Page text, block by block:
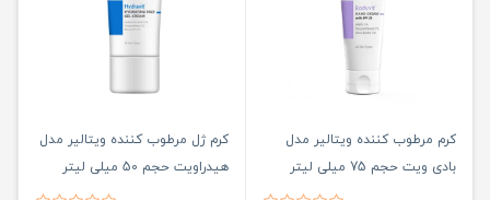
کرم مرطوب کننده ویتالیر مدل
بادی ویت حجم 75 میلی لیتر
کرم ژل مرطوب کننده ویتالیر مدل
هیدراویت حجم 50 میلی لیتر